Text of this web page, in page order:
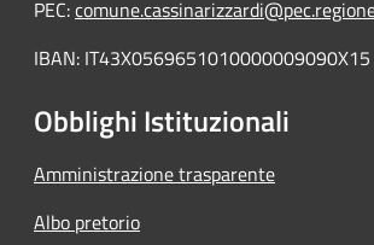
PEC:
IBAN: IT43X0569651010000009090X15
Obblighi Istituzionali
Amministrazione trasparente
Albo pretorio